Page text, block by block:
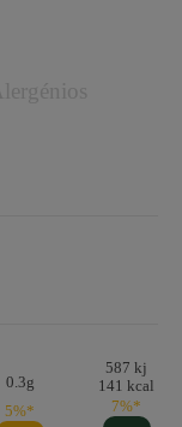
0.3g
5%*
587 kj
141 kcal
7%*